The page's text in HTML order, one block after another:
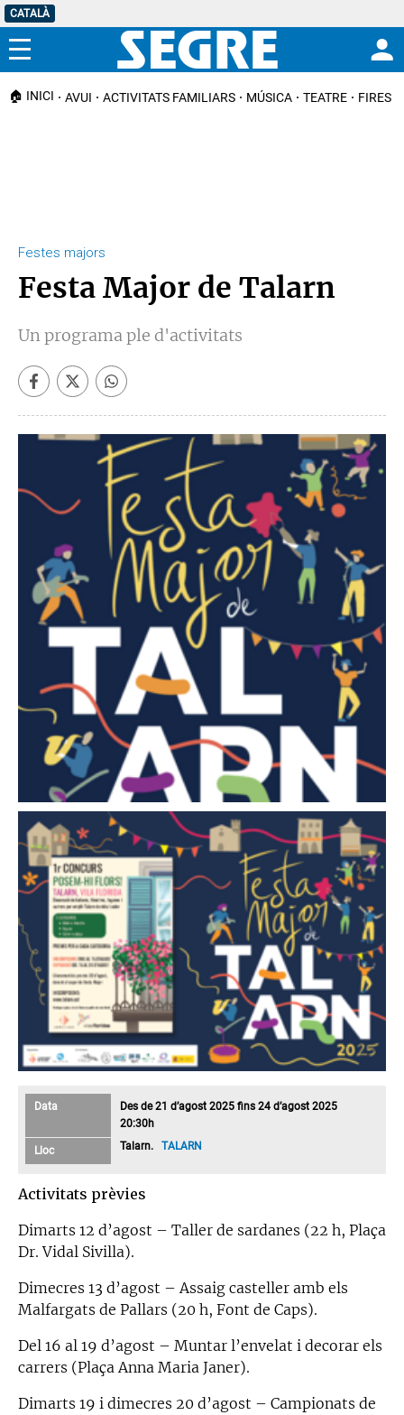
CATALÀ
Menú
🏠 INICI AVUI ACTIVITATS FAMILIARS MÚSICA TEATRE FIRES I
Festes majors
Festa Major de Talarn
Un programa ple d'activitats
Data
Des de 21 d’agost 2025 fins 24 d’agost 2025
20:30h
Lloc Talarn.TALARN
Activitats prèvies
Dimarts 12 d’agost – Taller de sardanes (22 h, Plaça
Dr. Vidal Sivilla).
Dimecres 13 d’agost – Assaig casteller amb els
Malfargats de Pallars (20 h, Font de Caps).
Del 16 al 19 d’agost – Muntar l’envelat i decorar els
carrers (Plaça Anna Maria Janer).
Dimarts 19 i dimecres 20 d’agost – Campionats de